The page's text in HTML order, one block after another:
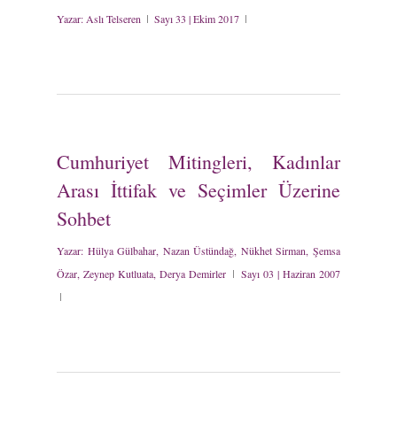
Yazar: Aslı Telseren Sayı 33 | Ekim 2017
Cumhuriyet Mitingleri, Kadınlar
Arası İttifak ve Seçimler Üzerine
Sohbet
Yazar: Hülya Gülbahar, Nazan Üstündağ, Nükhet Sirman, Şemsa
Özar, Zeynep Kutluata, Derya Demirler
Sayı 03 | Haziran 2007